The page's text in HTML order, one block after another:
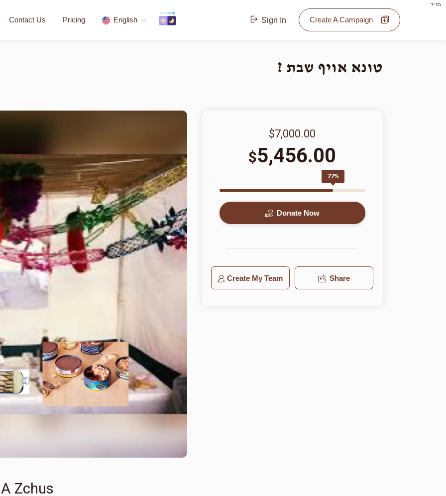
בס"ד
Contact Us Pricing English Sign In Create A Campaign
טונא אויף שבת ?
Zchus
$7,000.00
$5,456.00
77%
Donate Now
Create My Team Share